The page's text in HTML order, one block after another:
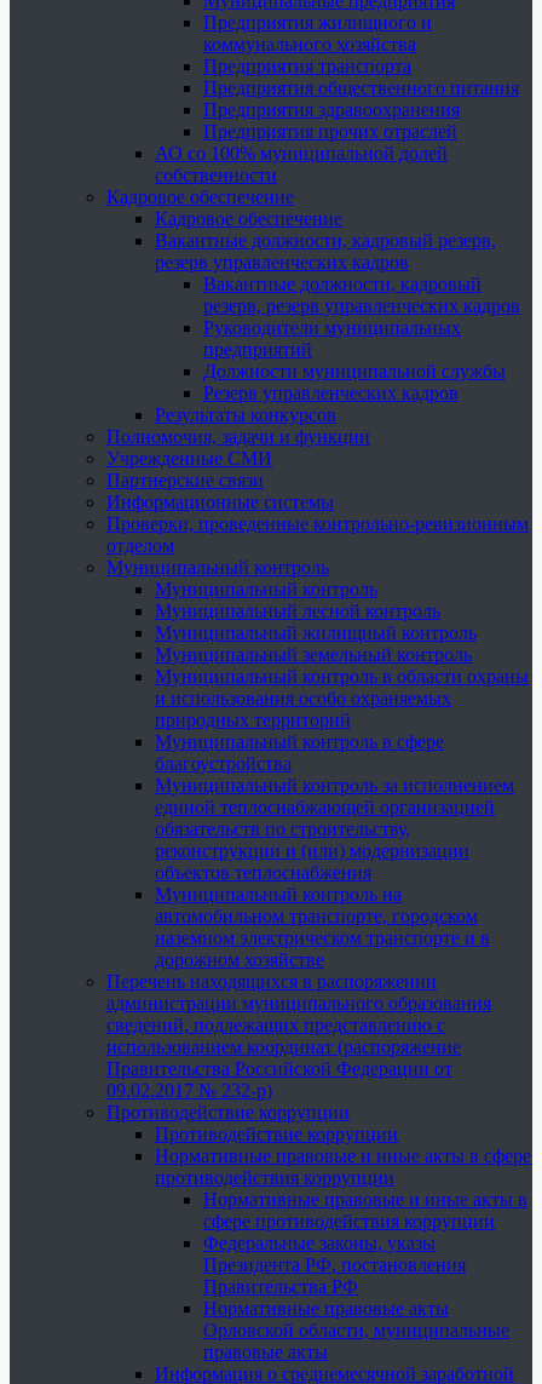
Предприятия жилищного и
коммунального хозяйства
Предприятия транспорта
Предприятия общественного питания
Предприятия здравоохранения
Предприятия прочих отраслей
АО со 100% муниципальной долей
собственности
Кадровое обеспечение
Кадровое обеспечение
Вакантные должности, кадровый резерв,
резерв управленческих кадров
Вакантные должности, кадровый
резерв, резерв управленческих кадров
Руководители муниципальных
предприятий
Должности муниципальной службы
Резерв управленческих кадров
Результаты конкурсов
Полномочия, задачи и функции
Учрежденные СМИ
Партнерские связи
Информационные системы
Проверки, проведенные контрольно-ревизионным
отделом
Муниципальный контроль
Муниципальный контроль
Муниципальный лесной контроль
Муниципальный жилищный контроль
Муниципальный земельный контроль
Муниципальный контроль в области охраны
и использования особо охраняемых
природных территорий
Муниципальный контроль в сфере
благоустройства
Муниципальный контроль за исполнением
единой теплоснабжающей организацией
обязательств по строительству,
реконструкции и (или) модернизации
объектов теплоснабжения
Муниципальный контроль на
автомобильном транспорте, городском
наземном электрическом транспорте и в
дорожном хозяйстве
Перечень находящихся в распоряжении
администрации муниципального образования
сведений, подлежащих представлению с
использованием координат (распоряжение
Правительства Российской Федерации от
09.02.2017 № 232-р)
Противодействие коррупции
Противодействие коррупции
Нормативные правовые и иные акты в сфере
противодействия коррупции
Нормативные правовые и иные акты в
сфере противодействия коррупции
Федеральные законы, указы
Президента РФ, постановления
Правительства РФ
Нормативные правовые акты
Орловской области, муниципальные
правовые акты
Информация о среднемесячной заработной